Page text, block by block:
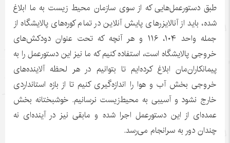
طبق دستورعمل‌هایی که از سوی سازمان محیط زیست به ما ابلاغ
شده، باید از آنالایزرهای پایش آنلاین در تمام کوره‌های پالایشگاه از
جمله واحد ۱۰۴، ۱۱۶ و هر آنچه که تحت عنوان دودکش‌های
خروجی پالایشگاه است، استفاده کنیم که ما نیز این دستورعمل را به
پیمانکاران‌مان ابلاغ کرده‌ایم تا بتوانیم در هر لحظه آلاینده‌های
خروجی بخش آب و هوا را اندازه‌گیری کنیم تا از بازه استانداردی
خارج نشود و آسیبی به محیط‌زیست نرسانیم. خوشبختانه بخش
عمده‌ای از این دستورعمل اجرا شده و مابقی نیز در آینده‌ای نه
چندان دور به سرانجام می‌رسد.